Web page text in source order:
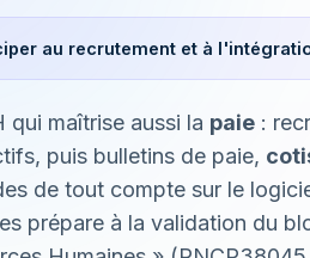
au recrutement et à
qui maîtrise aussi la paie :
puis bulletins de paie,
de tout compte sur le
prépare à la validation du